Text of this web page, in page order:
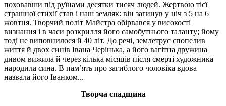
поховавши під руїнами десятки тисяч людей. Жертвою тієї
страшної стихії став і наш земляк: він загинув у ніч з 5 на 6
жовтня. Творчий політ Майстра обірвався у високості
визнання і в часи розкрилля його самобутнього таланту; йому
тоді не виповнилося й 40 літ. До речі, землетрус спопелив
життя й двох синів Івана Черінька, а його вагітна дружина
дивом вижила й через кілька місяців після смерті художника
народила сина. В пам’ять про загиблого чоловіка вдова
назвала його Іванком...
Творча спадщина